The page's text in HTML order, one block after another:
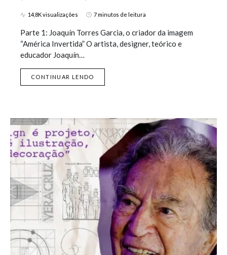
14,8K visualizações 7 minutos de leitura
Parte 1: Joaquín Torres Garcia, o criador da imagem
“América Invertida” O artista, designer, teórico e
educador Joaquín…
CONTINUAR LENDO